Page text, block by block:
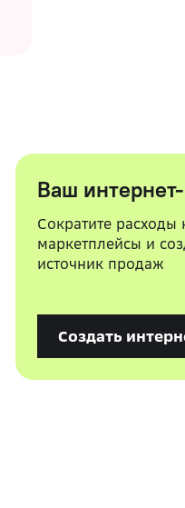
Ваш
Сократите расходы
маркетплейсы и
источник продаж
Создать